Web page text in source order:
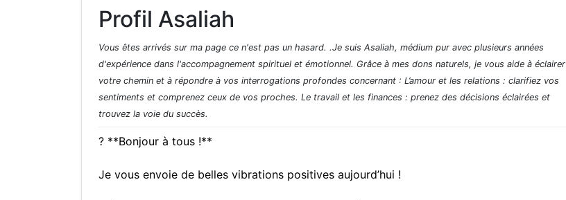
Profil Asaliah
Vous êtes arrivés sur ma page ce n'est pas un hasard. .Je suis Asaliah, médium pur avec plusieurs années
d'expérience dans l'accompagnement spirituel et émotionnel. Grâce à mes dons naturels, je vous aide à éclairer
votre chemin et à répondre à vos interrogations profondes concernant : L’amour et les relations : clarifiez vos
sentiments et comprenez ceux de vos proches. Le travail et les finances : prenez des décisions éclairées et
trouvez la voie du succès.
? **Bonjour à tous !**
Je vous envoie de belles vibrations positives aujourd’hui !